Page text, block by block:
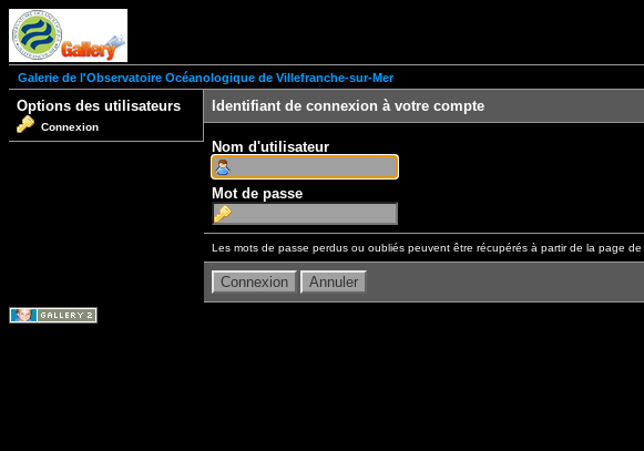
Galerie de l'Observatoire Océanologique de Villefranche-sur-Mer
Options des utilisateurs
Connexion
Identifiant de connexion à votre compte
Nom d'utilisateur
Mot de passe
Les mots de passe perdus ou oubliés peuvent être récupérés à partir de la page de